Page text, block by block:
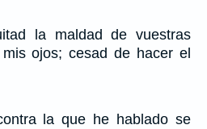
la maldad de vuestras
ojos; cesad de hacer el
la que he hablado se